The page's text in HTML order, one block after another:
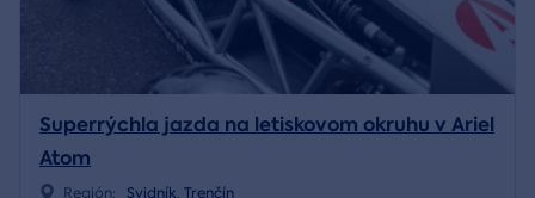
Superrýchla jazda na letiskovom okruhu v Ariel
Atom
Región: Svidník, Trenčín